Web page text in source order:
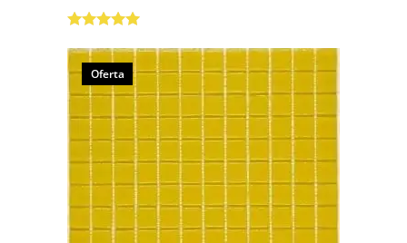
5.00de 5
Oferta